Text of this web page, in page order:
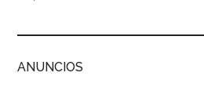
ANUNCIOS